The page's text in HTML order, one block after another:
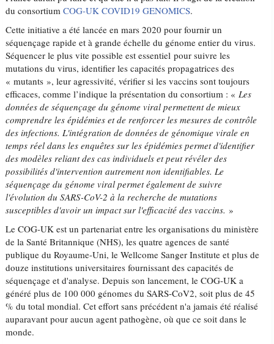
du consortiumCOG-UK COVID19 GENOMICS.
Cette initiative a été lancée en mars 2020 pour fournir un
séquençage rapide et à grande échelle du génome entier du virus.
Séquencer le plus vite possible est essentiel pour suivre les
mutations du virus, identifier les capacités propagatrices des
« mutants », leur agressivité, vérifier si les vaccins sont toujours
efficaces, comme l’indique la présentation du consortium : «Les
données de séquençage du génome viral permettent de mieux
comprendre les épidémies et de renforcer les mesures de contrôle
des infections. L'intégration de données de génomique virale en
temps réel dans les enquêtes sur les épidémies permet d'identifier
des modèles reliant des cas individuels et peut révéler des
possibilités d'intervention autrement non identifiables. Le
séquençage du génome viral permet également de suivre
l'évolution du SARS-CoV-2 à la recherche de mutations
susceptibles d'avoir un impact sur l'efficacité des vaccins.»
Le COG-UK est un partenariat entre les organisations du ministère
de la Santé Britannique (NHS), les quatre agences de santé
publique du Royaume-Uni, le Wellcome Sanger Institute et plus de
douze institutions universitaires fournissant des capacités de
séquençage et d'analyse. Depuis son lancement, le COG-UK a
généré plus de 100 000 génomes du SARS-CoV2, soit plus de 45
% du total mondial. Cet effort sans précédent n'a jamais été réalisé
auparavant pour aucun agent pathogène, où que ce soit dans le
monde.